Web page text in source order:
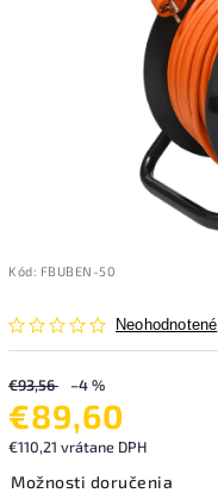
Kód: FBUBEN-50
Neohodnotené
€93,56 –4 %
€89,60
€110,21 vrátane DPH
Možnosti doručenia